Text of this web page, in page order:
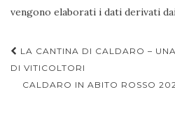
vengono elaborati i dati derivati
Navigazione
articoli
LA CANTINA DI CALDARO –
DI VITICOLTORI
CALDARO IN ABITO ROSSO